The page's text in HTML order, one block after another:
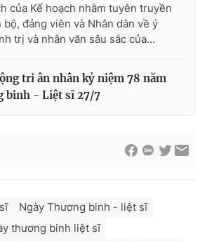
của Kế hoạch nhằm tuyên truyền
đảng viên và Nhân dân về ý
trị và nhân văn sâu sắc của...
tri ân nhân kỷ niệm 78 năm
binh - Liệt sĩ 27/7
Ngày Thương binh - liệt sĩ
thương binh liệt sĩ